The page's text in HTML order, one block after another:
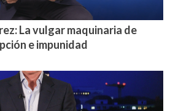
La vulgar maquinaria de
e impunidad